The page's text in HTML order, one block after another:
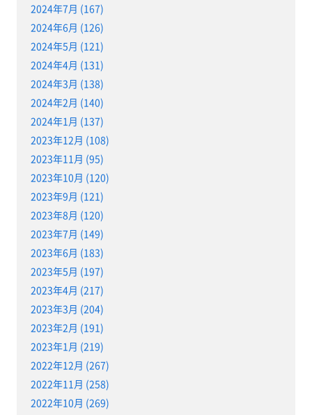
2024年7月 (167)
2024年6月 (126)
2024年5月 (121)
2024年4月 (131)
2024年3月 (138)
2024年2月 (140)
2024年1月 (137)
2023年12月 (108)
2023年11月 (95)
2023年10月 (120)
2023年9月 (121)
2023年8月 (120)
2023年7月 (149)
2023年6月 (183)
2023年5月 (197)
2023年4月 (217)
2023年3月 (204)
2023年2月 (191)
2023年1月 (219)
2022年12月 (267)
2022年11月 (258)
2022年10月 (269)